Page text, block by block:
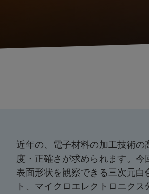
近年の、電子材料の加工技術
度・正確さが求められます。
表面形状を観察できる三次元
ト、マイクロエレクトロニク